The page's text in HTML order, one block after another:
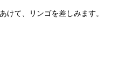
て、リンゴを差しみます。